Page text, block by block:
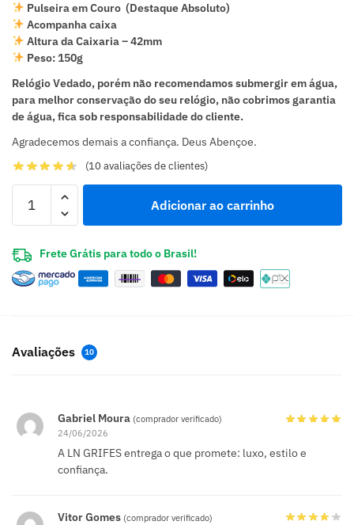
Pulseira em Couro (Destaque Absoluto)
Acompanha caixa
Altura da Caixaria – 42mm
Peso: 150g
Relógio Vedado, porém não recomendamos submergir em água,
para melhor conservação do seu relógio, não cobrimos garantia
de água, fica sob responsabilidade do cliente.
Agradecemos demais a confiança. Deus Abençoe.
(10 avaliações de clientes)
Adicionar ao carrinho
Frete Grátis para todo o Brasil!
Avaliações 10
Gabriel Moura (comprador verificado)
24/06/2026
A LN GRIFES entrega o que promete: luxo, estilo e
confiança.
Vitor Gomes (comprador verificado)